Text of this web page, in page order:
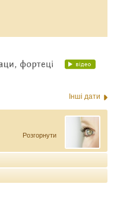
Інші дати
Розгорнути